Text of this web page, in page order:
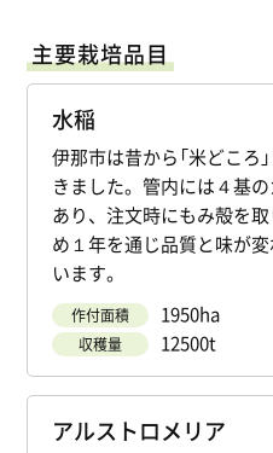
主要栽培品目
水稲
伊那市は昔から「米どころ
きました。管内には４基
あり、注文時にもみ殻を
め１年を通じ品質と味が
います。
作付面積 1950ha
収穫量 12500t
アルストロメリア